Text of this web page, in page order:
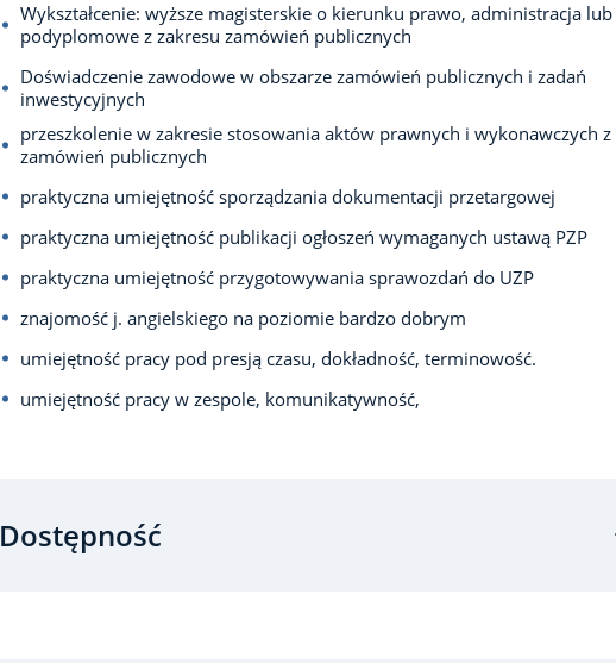
Wykształcenie: wyższe magisterskie o kierunku prawo, administracja
podyplomowe z zakresu zamówień publicznych
Doświadczenie zawodowe w obszarze zamówień publicznych i zadań
inwestycyjnych
przeszkolenie w zakresie stosowania aktów prawnych i wykonawczych z
zamówień publicznych
praktyczna umiejętność sporządzania dokumentacji przetargowej
praktyczna umiejętność publikacji ogłoszeń wymaganych ustawą PZP
praktyczna umiejętność przygotowywania sprawozdań do UZP
znajomość j. angielskiego na poziomie bardzo dobrym
umiejętność pracy pod presją czasu, dokładność, terminowość.
umiejętność pracy w zespole, komunikatywność,
Dostępność